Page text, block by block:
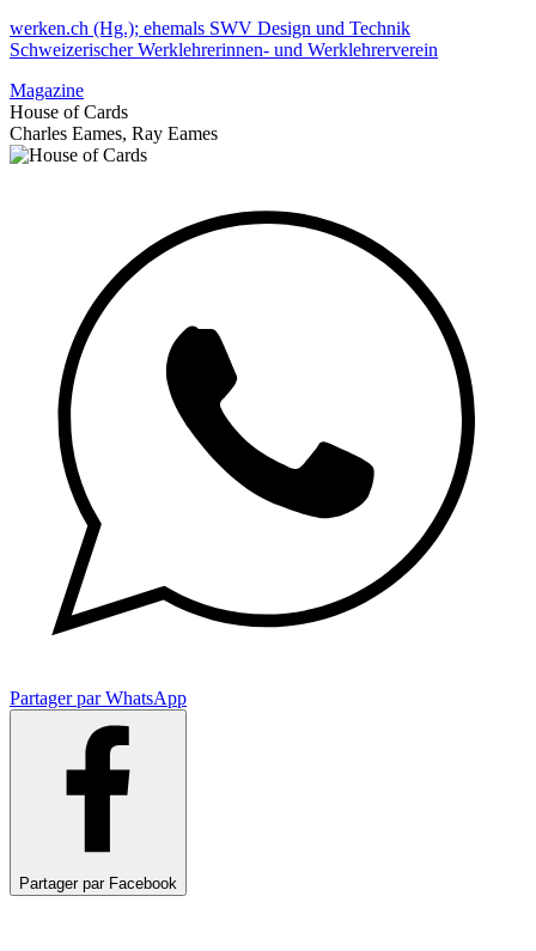
werken.ch (Hg.); ehemals SWV Design und Technik
Schweizerischer Werklehrerinnen- und Werklehrerverein
Magazine
House of Cards
Charles Eames, Ray Eames
Partager par WhatsApp
Partager par Facebook